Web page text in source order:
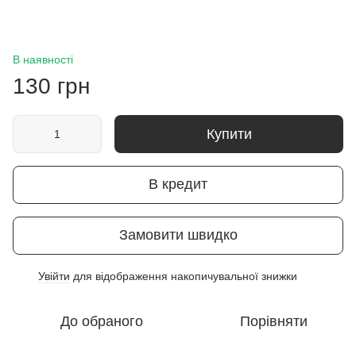
В наявності
130 грн
Купити
В кредит
Замовити швидко
Увійти для відображення накопичувальної знижки
До обраного Порівняти